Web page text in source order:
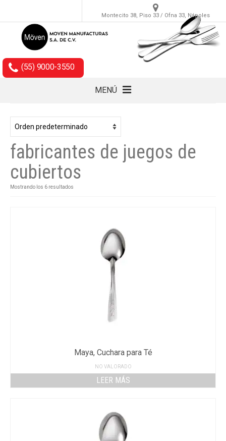
Montecito 38, Piso 33 / Ofna 33, Nápoles
(55) 9000-3550
MENÚ
Cubiertos
Accesorios
Empaques
fabricantes de juegos de
cubiertos
Mostrando los 6 resultados
Maya, Cuchara para Té
NO VALORADO
LEER MÁS